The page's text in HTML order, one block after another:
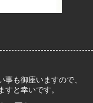
も御座いますので、
すと幸いです。